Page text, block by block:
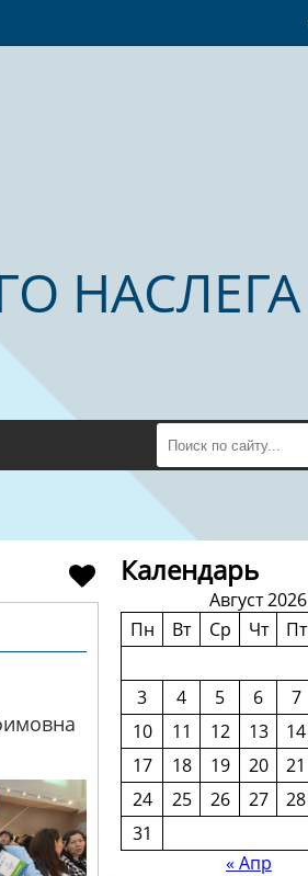
НАСЛЕГА
Календарь
Август 2026
Пн
Вт Ср Чт Пт
3
4 5 6 7
10
11 12 13 14
17
18 19 20 21
24
25 26 27 28
31
« Апр